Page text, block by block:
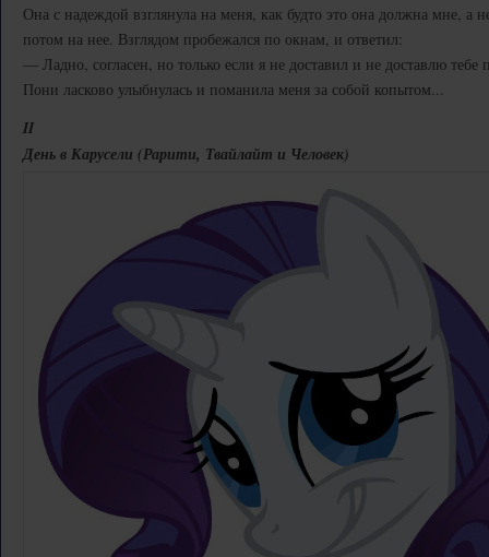
Она с надеждой взглянула на меня, как будто это она должна мне, а
потом на нее. Взглядом пробежался по окнам, и ответил:
— Ладно, согласен, но только если я не доставил и не доставлю
Пони ласково улыбнулась и поманила меня за собой копытом...
II
День в Карусели (Рарити, Твайлайт и Человек)